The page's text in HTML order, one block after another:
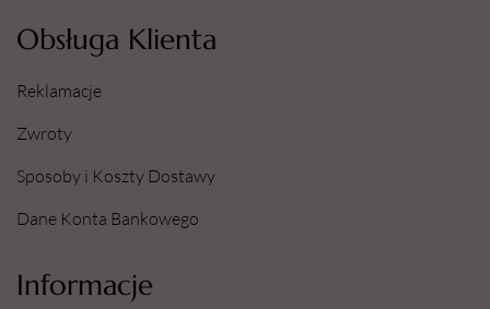
Obsługa Klienta
Reklamacje
Zwroty
Sposoby i Koszty Dostawy
Dane Konta Bankowego
Informacje